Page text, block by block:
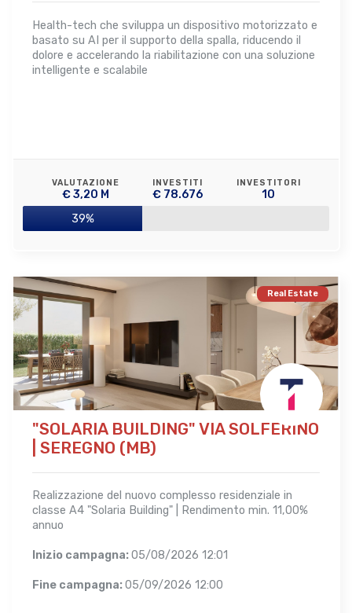
Health-tech che sviluppa un dispositivo motorizzato e
basato su AI per il supporto della spalla, riducendo il
dolore e accelerando la riabilitazione con una soluzione
intelligente e scalabile
VALUTAZIONE
€ 3,20 M
INVESTITI
€ 78.676
INVESTITORI
10
39%
Real Estate
"SOLARIA BUILDING" VIA SOLFERINO
| SEREGNO (MB)
Realizzazione del nuovo complesso residenziale in
classe A4 "Solaria Building" | Rendimento min. 11,00%
annuo
Inizio campagna:05/08/2026 12:01
Fine campagna:05/09/2026 12:00